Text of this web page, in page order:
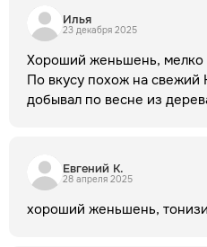
системы. Эссенциальные
различные терпеноиды и
обладают
свойствами. Флавоноиды -
которые могут
обеспечивают
женьшеня, включая его
применения Спиртовая
Илья
23 декабря 2025
Хороший женьшень, мелко
По вкусу похож на свежий
добывал по весне из
Евгений К.
28 апреля 2025
хороший женьшень,